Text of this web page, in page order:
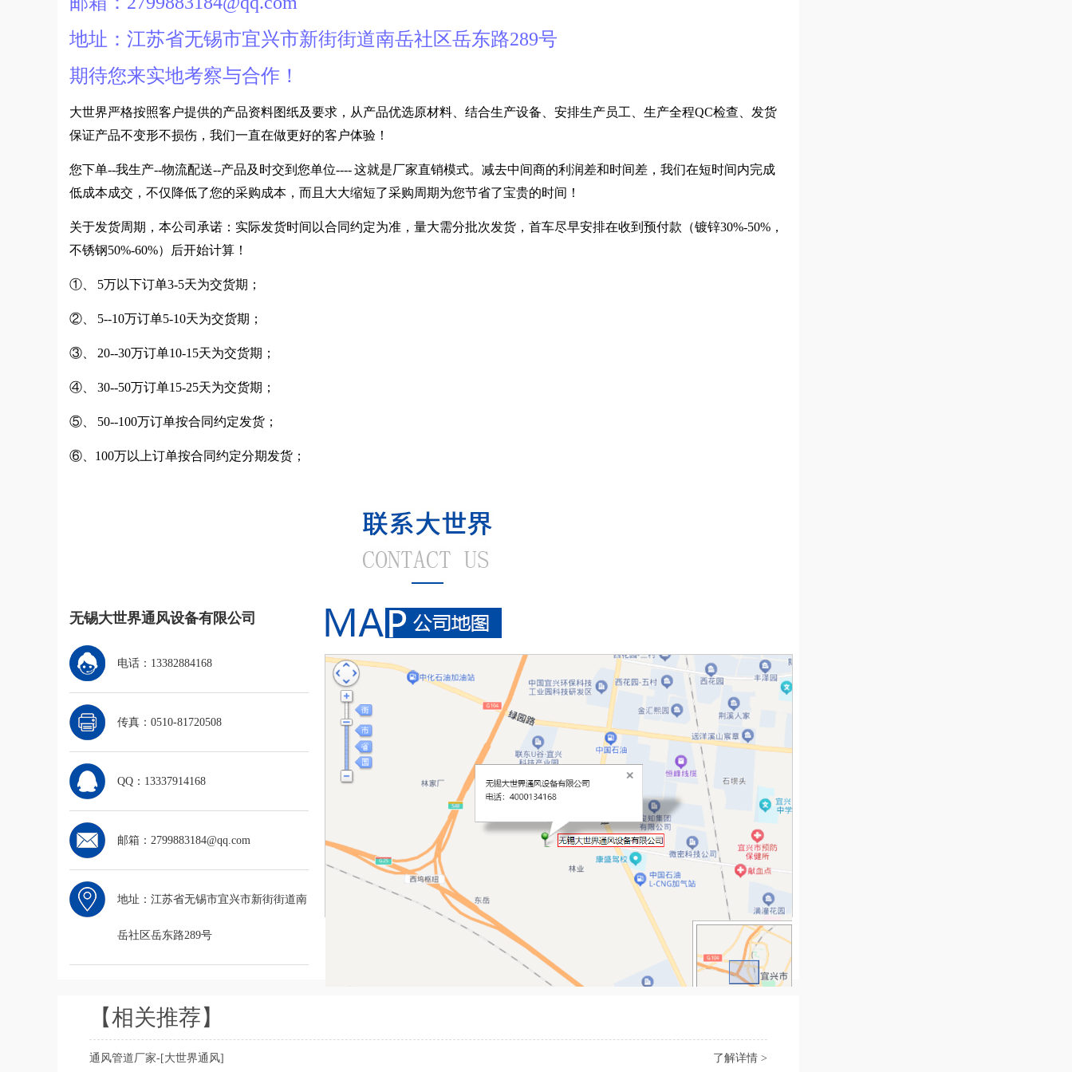
地址：江苏省无锡市宜兴市新街街道南岳社区岳东路289号
期待您来实地考察与合作！
大世界严格按照客户提供的产品资料图纸及要求，从产品优选原材料、结合生产设备、安排生产员工、生产全程QC检查、发货
保证产品不变形不损伤，我们一直在做更好的客户体验！
您下单--我生产--物流配送--产品及时交到您单位---- 这就是厂家直销模式。减去中间商的利润差和时间差，我们在短时间内完成
低成本成交，不仅降低了您的采购成本，而且大大缩短了采购周期为您节省了宝贵的时间！
关于发货周期，本公司承诺：实际发货时间以合同约定为准，量大需分批次发货，首车尽早安排在收到预付款（镀锌30%-50%，
不锈钢50%-60%）后开始计算！
①、 5万以下订单3-5天为交货期；
②、 5--10万订单5-10天为交货期；
③、 20--30万订单10-15天为交货期；
④、 30--50万订单15-25天为交货期；
⑤、 50--100万订单按合同约定发货；
⑥、100万以上订单按合同约定分期发货；
无锡大世界通风设备有限公司
电话：13382884168
传真：0510-81720508
QQ：13337914168
邮箱：2799883184@qq.com
地址：江苏省无锡市宜兴市新街街道南
岳社区岳东路289号
【相关推荐】
了解详情 >
通风管道厂家-[大世界通风]